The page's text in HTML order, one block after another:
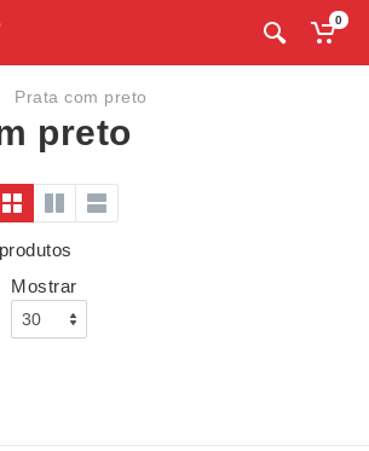
0
Prata com preto
preto
Mostrar